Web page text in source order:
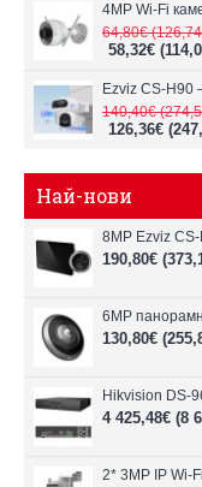
64,80€
58,32€
140,40€
126,36€
Най-нови
190,80€
130,80€
4 425,48€ (8